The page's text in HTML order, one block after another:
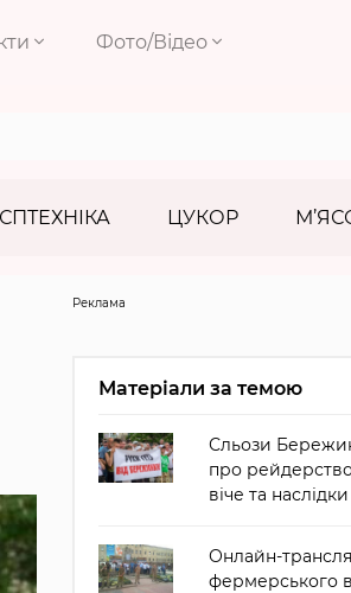
Фото/Відео
ЦУКОР
Реклама
Матеріали за темою
Сльози
про
віче та наслідки
Онлайн-
фермерського